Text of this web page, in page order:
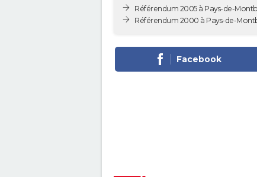
Référendum 2005 à Pays-de-
Référendum 2000 à Pays-de-
Facebook